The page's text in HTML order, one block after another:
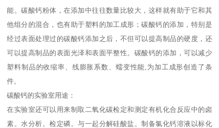
能。碳酸钙粉体，在添加中往往数量比较大，这样就有助于它和其
他组分的混合，也有助于塑料的加工成形；碳酸钙的添加，特别是
经过表面处理过的碳酸钙添加之后，不但可以提高制品的硬度，还
可以提高制品的表面光泽和表面平整性。碳酸钙的添加，可以减少
塑料制品的收缩率、线膨胀系数、蠕变性能,为加工成形创造了条
件。
碳酸钙的实验室用途：
在实验室还可以用来制取二氧化碳检定和测定有机化合反应中的卤
素。水分析。检定磷。与一起分解硅酸盐。制备氯化钙溶液以标化